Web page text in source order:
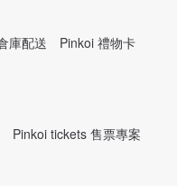
庫配送
Pinkoi 禮物卡
Pinkoi tickets 售票專案